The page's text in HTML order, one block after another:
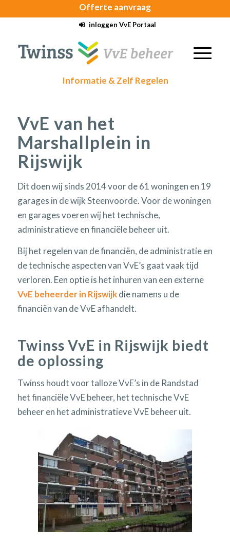
Offerte aanvraag
inloggen VvE Portaal
Informatie & Zelf Regelen
VvE van het
Marshallplein in
Rijswijk
Dit doen wij sinds 2014 voor de 61 woningen en 19
garages in de wijk Steenvoorde. Voor de woningen
en garages voeren wij het technische,
administratieve en financiële beheer uit.
Bij het regelen van de financiën, de administratie en
de technische aspecten van VvE’s gaat vaak tijd
verloren. Een optie is het inhuren van een externe
VvE beheerder in Rijswijkdie namens u de
financiën van de VvE afhandelt.
Twinss VvE in Rijswijk biedt
de oplossing
Twinss houdt voor talloze VvE’s in de Randstad
het financiële VvE beheer, het technische VvE
beheer en het administratieve VvE beheer uit.